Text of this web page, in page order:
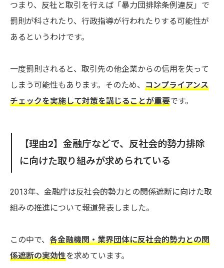
つまり、反社と取引を行えば「暴力団排除条例違反」で
罰則が科されたり、行政指導が行われたりする可能性が
あるというわけです。
一度罰則されると、取引先の他企業からの信用を失って
しまう可能性もあります。そのため、 コンプライアンス
チェックを実施して対策を講じることが重要です。
【理由2】金融庁などで、反社会的勢力排除
に向けた取り組みが求められている
2013年、金融庁は反社会的勢力との関係遮断に向けた取
組みの推進について報道発表しました。
この中で、 各金融機関・業界団体に反社会的勢力との関
係遮断の実効性を求めています。